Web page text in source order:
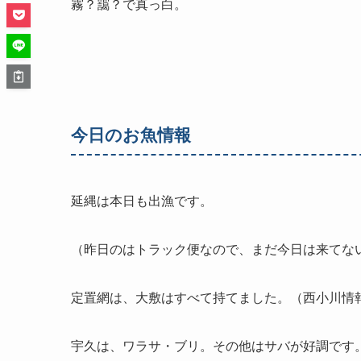
今日のお魚情報
延縄は本日も出漁です。
（昨日のはトラック便なので、まだ今日は来てな
定置網は、大敷はすべて持てました。（西小川情
宇久は、ワラサ・ブリ。その他はサバが好調です。